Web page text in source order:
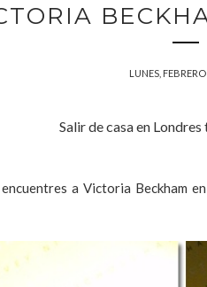
LUNES,
Salir de casa en
a Victoria Beckham